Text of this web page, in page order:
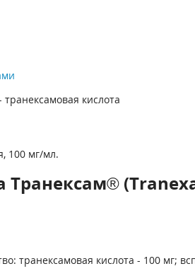
кислота
100 мг/мл.
Транексам®
транексамовая кислота - 100 мг;